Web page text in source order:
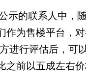
的联系人中，
为售楼平台，
进行评估后，可
前以五成左右